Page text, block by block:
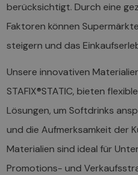
berücksichtigt. Durch eine
Faktoren können
steigern und das
Unsere innovativen
STAFIX®STATIC, bieten
Lösungen, um Softdrinks
und die Aufmerksamkeit der
Materialien sind ideal für
Promotions- und